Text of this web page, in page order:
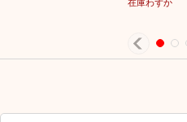
在庫わずか